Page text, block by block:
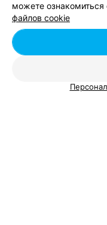
РЕМОНТ
Брест, ул. Сябровская,
можете ознакомиться
файлов cookie